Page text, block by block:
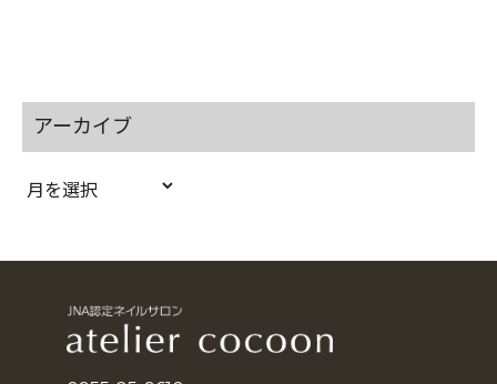
アーカイブ
ア